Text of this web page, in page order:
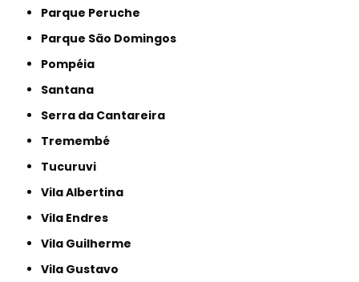
Parque Peruche
Parque São Domingos
Pompéia
Santana
Serra da Cantareira
Tremembé
Tucuruvi
Vila Albertina
Vila Endres
Vila Guilherme
Vila Gustavo